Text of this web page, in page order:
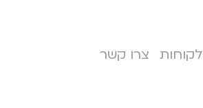
לקוחות צרו קשר